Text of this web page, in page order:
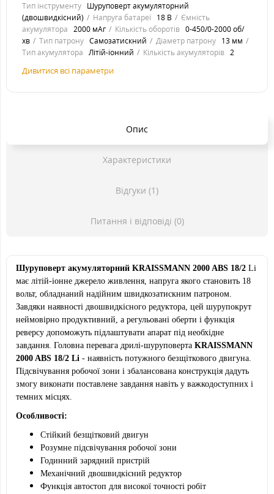
Тип інструменту Шуруповерт акумуляторний
(двошвидкісний)
Напруга батареї 18 В
Ємність
акумулятора 2000 мАг Кількість оборотів 0-450/0-2000 об/
хв
Тип патрону Самозатискний Діаметр патрону 13 мм
Тип акумулятора Літій-іонний Кількість акумуляторів 2
Дивитися всі параметри
Опис
Характеристики
Відгуки (1)
Питання і відповіді (0)
Шуруповерт акумуляторний KRAISSMANN 2000 ABS 18/2 Li
має літій-іонне джерело живлення, напруга якого становить 18
вольт, обладнаний надійним швидкозатискним патроном.
Завдяки наявності двошвидкісного редуктора, цей шурупокрут
неймовірно продуктивний, а регульовані оберти і функція
реверсу допоможуть підлаштувати апарат під необхідне
завдання. Головна перевага дрилі-шуруповерта KRAISSMANN
2000 ABS 18/2 Li - наявність потужного безщіткового двигуна.
Підсвічування робочої зони і збалансована конструкція дадуть
змогу виконати поставлене завдання навіть у важкодоступних і
темних місцях.
Особливості:
Стійкий безщітковий двигун
Розумне підсвічування робочої зони
Годинний зарядний пристрій
Механічний двошвидкісний редуктор
Функція автостоп для високої точності робіт